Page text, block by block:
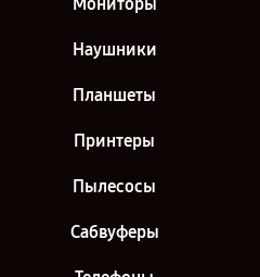
Наушники
Планшеты
Принтеры
Пылесосы
Сабвуферы